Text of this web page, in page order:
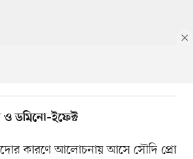
ডমিনো–ইফেক্ট
কারণে আলোচনায় আসে সৌদি প্রো